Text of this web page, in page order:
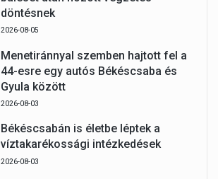
döntésnek
2026-08-05
Menetiránnyal szemben hajtott fel a
44-esre egy autós Békéscsaba és
Gyula között
2026-08-03
Békéscsabán is életbe léptek a
víztakarékossági intézkedések
2026-08-03